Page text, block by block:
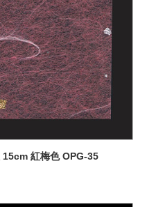
15cm 紅梅色 OPG-35